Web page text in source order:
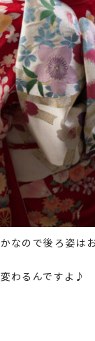
なので後ろ姿は
わるんですよ♪